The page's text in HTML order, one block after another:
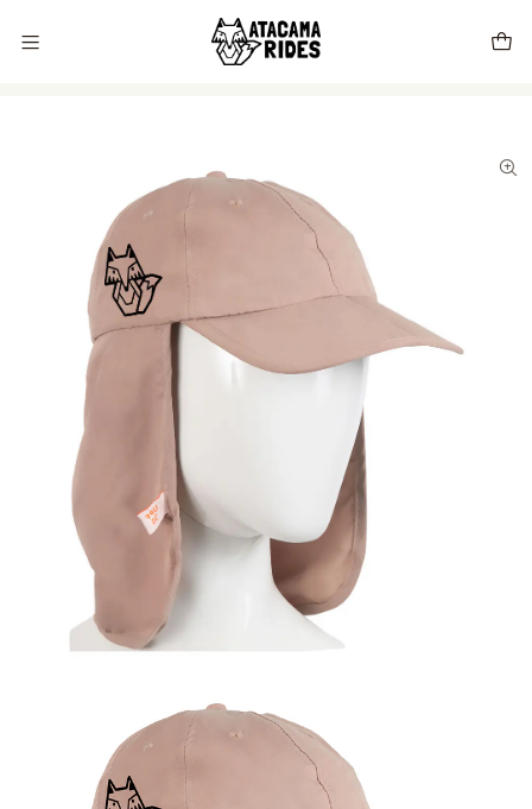
Vive tu próxima experiencia con Atacama Rides 🦊🌵🏜️🇨🇱
Gorro Legionario Atacama Rides